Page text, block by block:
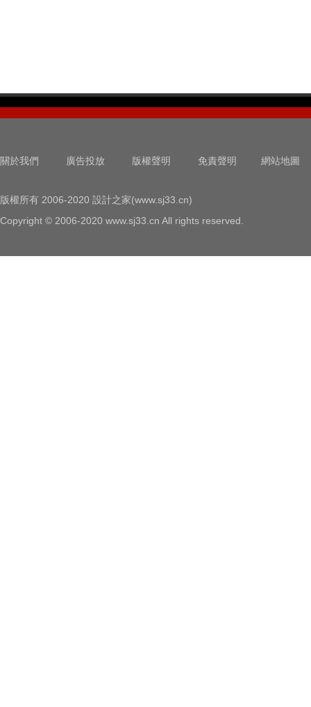
關於我們 廣告投放 版權聲明 免責聲明 網站地圖
版權所有 2006-2020 設計之家(www.sj33.cn)
Copyright © 2006-2020 www.sj33.cn All rights reserved.